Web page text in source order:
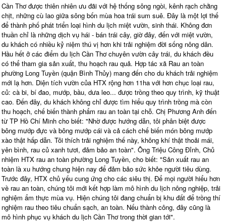
Cần Thơ được thiên nhiên ưu đãi với hệ thống sông ngòi, kênh rạch chằng
chịt, những cù lao giữa sông bốn mùa hoa trái sum suê. Đây là một lợi thế
để thành phố phát triển loại hình du lịch miệt vườn, sinh thái. Không đơn
thuần chỉ là những dịch vụ hái - bán trái cây, giờ đây, đến với miệt vườn,
du khách có nhiều kỷ niệm thú vị hơn khi trải nghiệm đời sống nông dân.
Hầu hết ở các điểm du lịch Cần Thơ chuyên vườn cây trái, du khách đều
có thể tham gia sản xuất, thu hoạch rau quả. Hợp tác xã Rau an toàn
phường Long Tuyền (quận Bình Thủy) mang đến cho du khách trải nghiệm
mới lạ hơn. Diện tích vườn của HTX rộng hơn 11ha với hơn chục loại rau,
củ: cà bi, bí đao, mướp, bầu, dưa leo... được trồng theo quy trình, kỹ thuật
cao. Đến đây, du khách không chỉ được tìm hiểu quy trình trồng mà còn
thu hoạch, chế biến thành phẩm rau an toàn tại chỗ. Chị Phương Anh đến
từ TP Hồ Chí Minh cho biết: "Nhờ được hướng dẫn, tôi phân biệt được
bông mướp đực và bông mướp cái và cả cách chế biến món bông mướp
xào thật hấp dẫn. Tôi thích trải nghiệm thế này, không khí thật thoải mái,
yên bình, rau củ xanh tươi, đảm bảo an toàn". Ông Triệu Công Đỉnh, Chủ
nhiệm HTX rau an toàn phường Long Tuyền, cho biết: "Sản xuất rau an
toàn là xu hướng chung hiện nay để đảm bảo sức khỏe người tiêu dùng.
Trước đây, HTX chủ yếu cung ứng cho các siêu thị. Để mọi người hiểu hơn
về rau an toàn, chúng tôi mới kết hợp làm mô hình du lịch nông nghiệp, trải
nghiệm ẩm thực mùa vụ. Hiện chúng tôi đang chuẩn bị khu đất để trồng thí
nghiệm rau theo tiêu chuẩn sạch, an toàn. Nếu thành công, đây cũng là
mô hình phục vụ khách du lịch Cần Thơ trong thời gian tới".